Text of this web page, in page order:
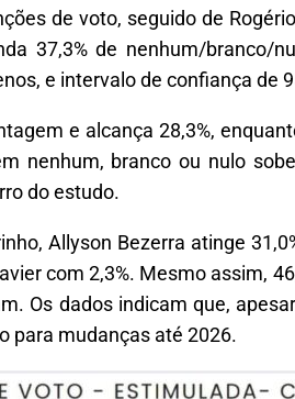
de voto, seguido de
37,3% de nenhum/
e intervalo de confiança de
e alcança 28,3%,
nenhum, branco ou nulo
do estudo.
Allyson Bezerra atinge
com 2,3%. Mesmo assim,
Os dados indicam que,
para mudanças até 2026.